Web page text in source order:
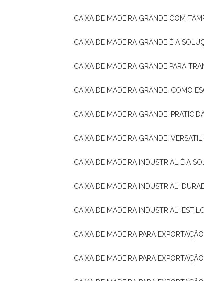
CAIXA DE MADEIRA GRANDE COM
CAIXA DE MADEIRA GRANDE É A
CAIXA DE MADEIRA GRANDE PARA
CAIXA DE MADEIRA GRANDE: COMO
CAIXA DE MADEIRA GRANDE:
CAIXA DE MADEIRA GRANDE:
CAIXA DE MADEIRA INDUSTRIAL É A
CAIXA DE MADEIRA INDUSTRIAL:
CAIXA DE MADEIRA INDUSTRIAL:
CAIXA DE MADEIRA PARA
CAIXA DE MADEIRA PARA